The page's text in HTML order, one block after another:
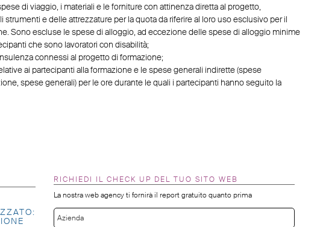
di viaggio, i materiali e le forniture con attinenza diretta al progetto,
strumenti e delle attrezzature per la quota da riferire al loro uso esclusivo per il
Sono escluse le spese di alloggio, ad eccezione delle spese di alloggio minime
che sono lavoratori con disabilità;
connessi al progetto di formazione;
ai partecipanti alla formazione e le spese generali indirette (spese
spese generali) per le ore durante le quali i partecipanti hanno seguito la
RICHIEDI IL CHECK UP DEL TUO SITO WEB
La nostra web agency ti fornirà il report gratuito quanto prima